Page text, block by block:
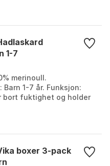
1-7
merinoull.
Barn 1-7 år. Funksjon:
bort fuktighet og holder
boxer 3-pack